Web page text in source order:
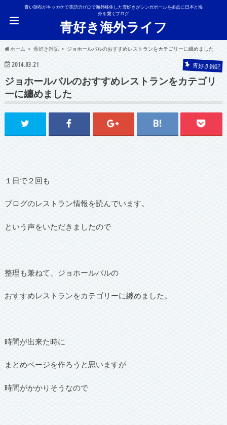
青い財布がキッカケで英語力ゼロで海外移住した青好きがシンガポールを拠点に日本と海
外を繋ぐブログ
青好き海外ライフ
ホーム 青好き雑記 ジョホールバルのおすすめレストランをカテゴリーに纏めました
2014.03.21 青好き雑記
ジョホールバルのおすすめレストランをカテゴリ
ーに纏めました
１日で２回も
ブログのレストラン情報を読んでいます。
という声をいただきましたので
整理も兼ねて、ジョホールバルの
おすすめレストランをカテゴリーに纏めました。
時間が出来た時に
まとめページを作ろうと思いますが
時間がかかりそうなので